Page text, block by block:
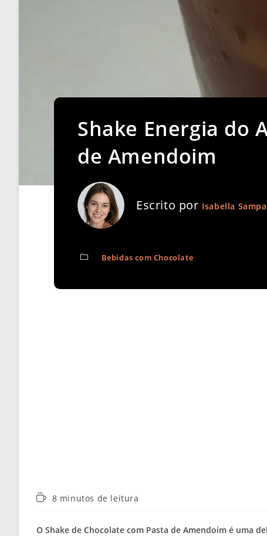
Shake Energia do
de Amendoim
Escrito por Isabella
Bebidas com Chocolate
Tempo8 minutos de leitura
O Shake de Chocolate com Pasta de Amendoim é uma